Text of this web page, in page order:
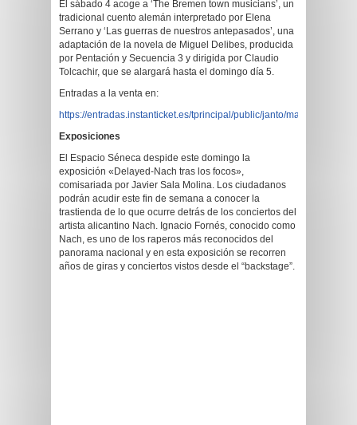
El sábado 4 acoge a ‘The Bremen town musicians’, un
tradicional cuento alemán interpretado por Elena
Serrano y ‘Las guerras de nuestros antepasados’, una
adaptación de la novela de Miguel Delibes, producida
por Pentación y Secuencia 3 y dirigida por Claudio
Tolcachir, que se alargará hasta el domingo día 5.
Entradas a la venta en:
https://entradas.instanticket.es/tprincipal/public/janto/main.php
Exposiciones
El Espacio Séneca despide este domingo la
exposición «Delayed-Nach tras los focos»,
comisariada por Javier Sala Molina. Los ciudadanos
podrán acudir este fin de semana a conocer la
trastienda de lo que ocurre detrás de los conciertos del
artista alicantino Nach. Ignacio Fornés, conocido como
Nach, es uno de los raperos más reconocidos del
panorama nacional y en esta exposición se recorren
años de giras y conciertos vistos desde el “backstage”.